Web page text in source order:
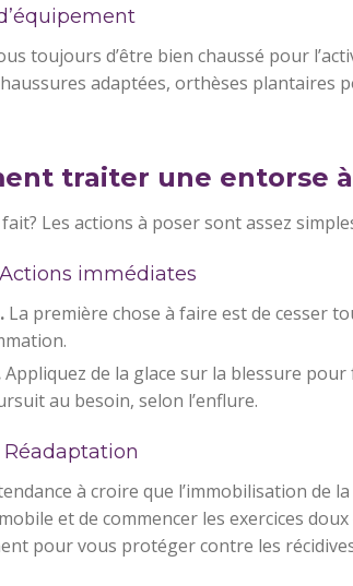
toujours d’être bien chaussé pour
adaptées, orthèses
traiter une entorse
Les actions à poser sont assez
Actions immédiates
La première chose à faire est de cesser
Appliquez de la glace sur la blessure
au besoin, selon l’enflure.
Réadaptation
à croire que l’immobilisation de
et de commencer les exercices
pour vous protéger contre les